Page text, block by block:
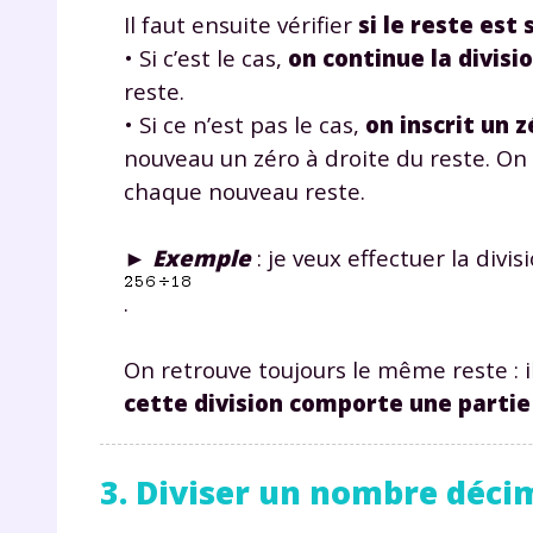
Il faut ensuite vérifier si le reste est
• Si c’est le cas, on continue la
reste.
• Si ce n’est pas le cas, on inscrit un
nouveau un zéro à droite du reste.
chaque nouveau reste.
► Exemple: je veux effectuer la
.
On retrouve toujours le même reste
cette division comporte une
3. Diviser un nombre
*